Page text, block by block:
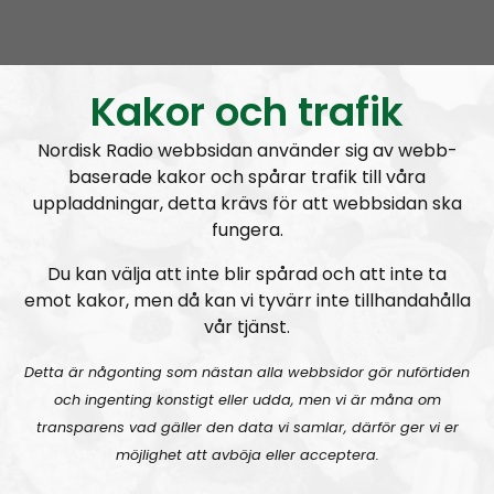
avsnittet fast att han vet att det innehåller lögner och
förtal. Det kan även ses som ett uttryck för anarki
som bekant,
allt
som framkommer i Ledarperspektiv
kan anses vara sanktionerat av organisationen”.
Vad gäller min “kamrat” Samuel kan nämnas att jag var
ute och vandrade med honom i helgen. Vi pratade
faktiskt om det senaste Mer än ord (som jag då ännu
inte hade hört) men han valde att inte säga något om
sina påhopp. Att ljuga och förtala görs nog bäst i
lönndom.
Summa summarum så kan vi konstatera att två
Kakor och trafik
Nordisk Radio webbsidan använder sig av webb-
baserade kakor och spårar trafik till våra
uppladdningar, detta krävs för att webbsidan ska
fungera.
Du kan välja att inte blir spårad och att inte ta
emot kakor, men då kan vi tyvärr inte tillhandahålla
vår tjänst.
Detta är någonting som nästan alla webbsidor gör nuförtiden
och ingenting konstigt eller udda, men vi är måna om
transparens vad gäller den data vi samlar, därför ger vi er
möjlighet att avböja eller acceptera.